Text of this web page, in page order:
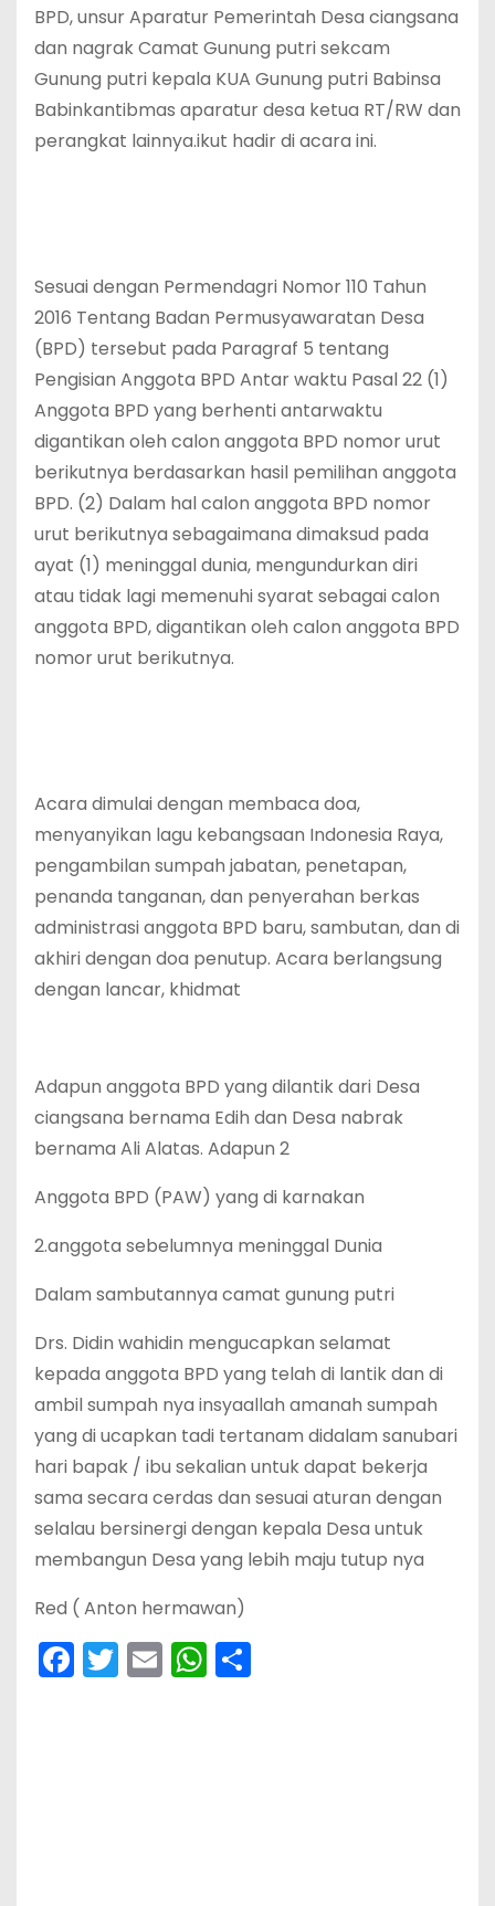
BPD, unsur Aparatur Pemerintah Desa ciangsana
dan nagrak Camat Gunung putri sekcam
Gunung putri kepala KUA Gunung putri Babinsa
Babinkantibmas aparatur desa ketua RT/RW dan
perangkat lainnya.ikut hadir di acara ini.
Sesuai dengan Permendagri Nomor 110 Tahun
2016 Tentang Badan Permusyawaratan Desa
(BPD) tersebut pada Paragraf 5 tentang
Pengisian Anggota BPD Antar waktu Pasal 22 (1)
Anggota BPD yang berhenti antarwaktu
digantikan oleh calon anggota BPD nomor urut
berikutnya berdasarkan hasil pemilihan anggota
BPD. (2) Dalam hal calon anggota BPD nomor
urut berikutnya sebagaimana dimaksud pada
ayat (1) meninggal dunia, mengundurkan diri
atau tidak lagi memenuhi syarat sebagai calon
anggota BPD, digantikan oleh calon anggota BPD
nomor urut berikutnya.
Acara dimulai dengan membaca doa,
menyanyikan lagu kebangsaan Indonesia Raya,
pengambilan sumpah jabatan, penetapan,
penanda tanganan, dan penyerahan berkas
administrasi anggota BPD baru, sambutan, dan di
akhiri dengan doa penutup. Acara berlangsung
dengan lancar, khidmat
Adapun anggota BPD yang dilantik dari Desa
ciangsana bernama Edih dan Desa nabrak
bernama Ali Alatas. Adapun 2
Anggota BPD (PAW) yang di karnakan
2.anggota sebelumnya meninggal Dunia
Dalam sambutannya camat gunung putri
Drs. Didin wahidin mengucapkan selamat
kepada anggota BPD yang telah di lantik dan di
ambil sumpah nya insyaallah amanah sumpah
yang di ucapkan tadi tertanam didalam sanubari
hari bapak / ibu sekalian untuk dapat bekerja
sama secara cerdas dan sesuai aturan dengan
selalau bersinergi dengan kepala Desa untuk
membangun Desa yang lebih maju tutup nya
Red ( Anton hermawan)
F
a
T
w
E
m
W
h